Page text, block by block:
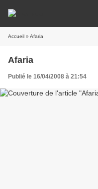
Accueil » Afaria
Afaria
Publié le 16/04/2008 à 21:54